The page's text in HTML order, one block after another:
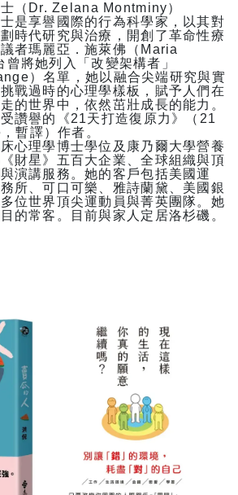
（Dr. Zelana Montminy）
是享譽國際的行為科學家，以其對
時代研究與治療，開創了革命性療
者瑪麗亞．施萊佛（Maria
將她列入「改變架構者」
）名單，她以融合尖端研究與實
戰過時的心理學樣板，賦予人們在
的世界中，依然茁壯成長的能力。
讚譽的《21天打造復原力》（21
暫譯）作者。
心理學博士學位及康乃爾大學營養
財星》五百大企業、全球組織與頂
演講服務。她的客戶包括美國運
所、可口可樂、雅詩蘭黛、美國銀
位世界頂尖運動員與菁英團隊。她
的常客。目前與家人定居洛杉磯。